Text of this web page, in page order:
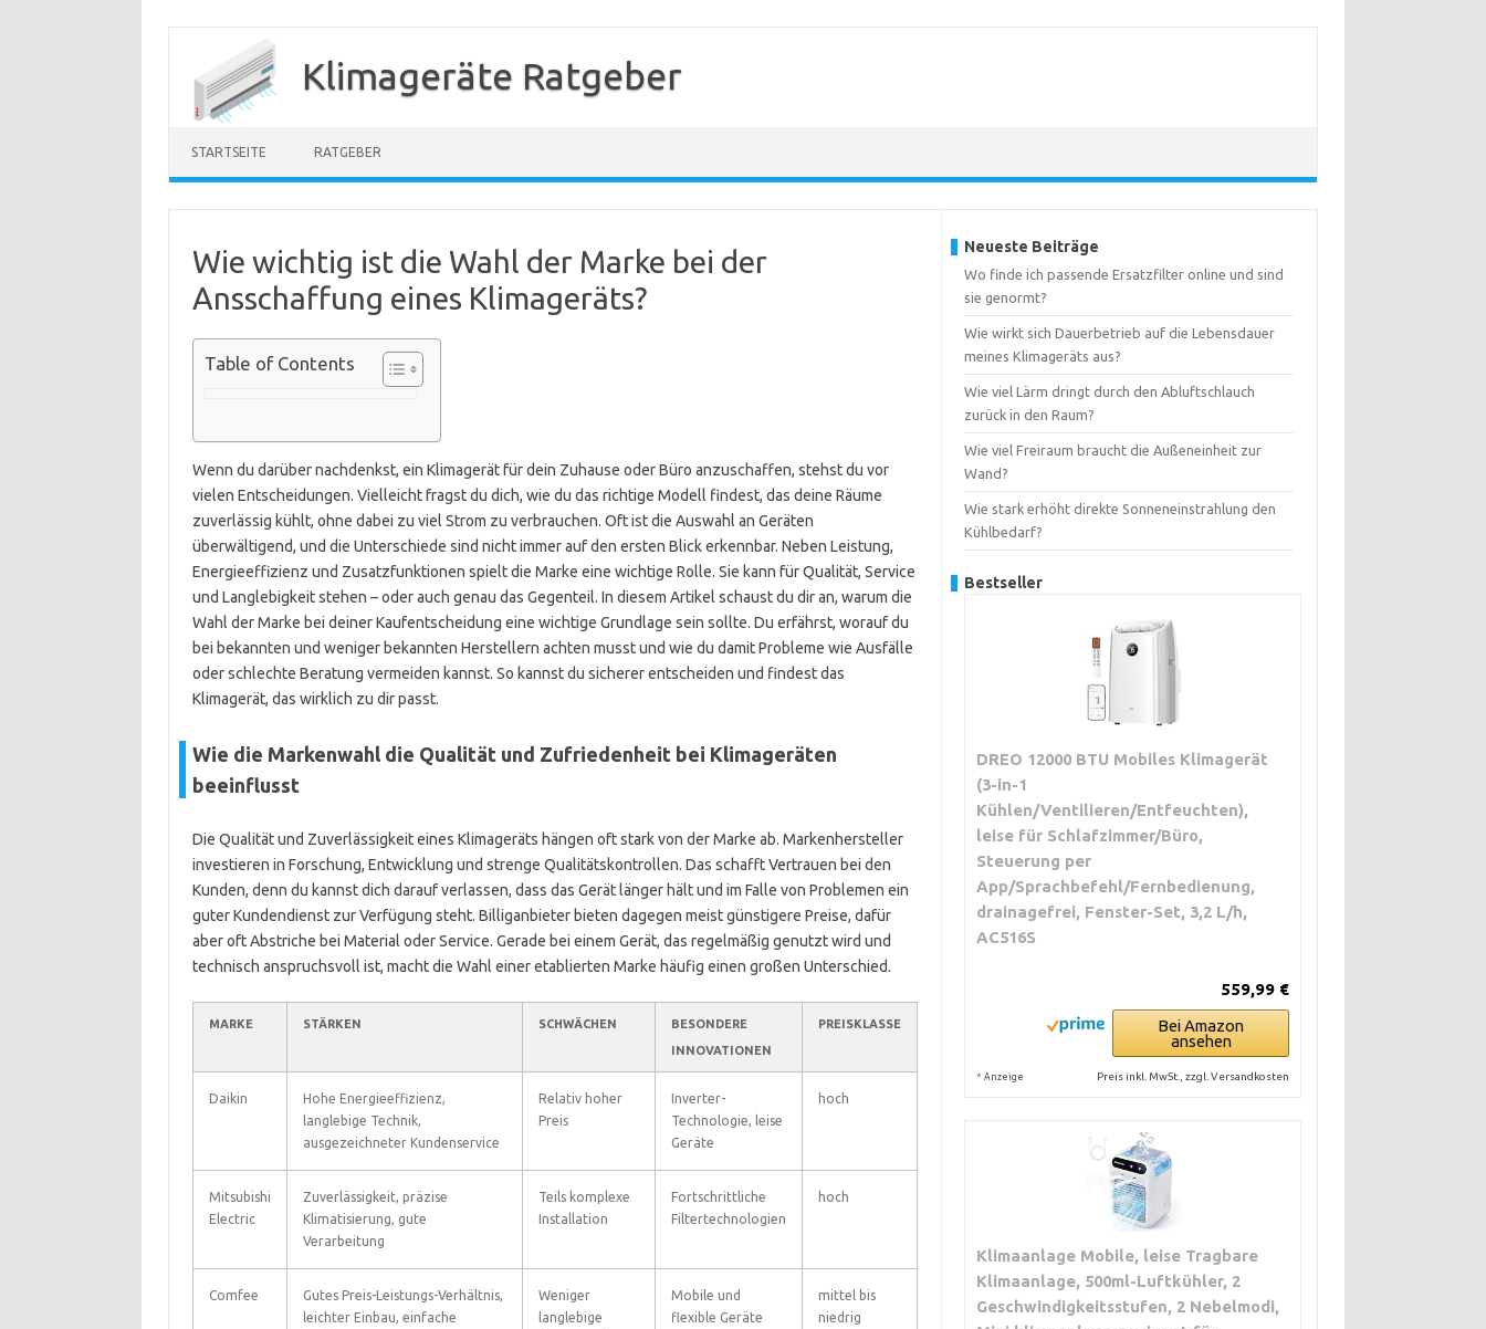
Klimageräte Ratgeber
STARTSEITE RATGEBER
Wie wichtig ist die Wahl der Marke bei der
Ansschaffung eines Klimageräts?
Table of Contents
Wenn du darüber nachdenkst, ein Klimagerät für dein Zuhause oder Büro anzuschaffen, stehst du vor
vielen Entscheidungen. Vielleicht fragst du dich, wie du das richtige Modell findest, das deine Räume
zuverlässig kühlt, ohne dabei zu viel Strom zu verbrauchen. Oft ist die Auswahl an Geräten
überwältigend, und die Unterschiede sind nicht immer auf den ersten Blick erkennbar. Neben Leistung,
Energieeffizienz und Zusatzfunktionen spielt die Marke eine wichtige Rolle. Sie kann für Qualität, Service
und Langlebigkeit stehen – oder auch genau das Gegenteil. In diesem Artikel schaust du dir an, warum die
Wahl der Marke bei deiner Kaufentscheidung eine wichtige Grundlage sein sollte. Du erfährst, worauf du
bei bekannten und weniger bekannten Herstellern achten musst und wie du damit Probleme wie Ausfälle
oder schlechte Beratung vermeiden kannst. So kannst du sicherer entscheiden und findest das
Klimagerät, das wirklich zu dir passt.
Wie die Markenwahl die Qualität und Zufriedenheit bei Klimageräten
beeinflusst
Die Qualität und Zuverlässigkeit eines Klimageräts hängen oft stark von der Marke ab. Markenhersteller
investieren in Forschung, Entwicklung und strenge Qualitätskontrollen. Das schafft Vertrauen bei den
Kunden, denn du kannst dich darauf verlassen, dass das Gerät länger hält und im Falle von Problemen ein
guter Kundendienst zur Verfügung steht. Billiganbieter bieten dagegen meist günstigere Preise, dafür
aber oft Abstriche bei Material oder Service. Gerade bei einem Gerät, das regelmäßig genutzt wird und
technisch anspruchsvoll ist, macht die Wahl einer etablierten Marke häufig einen großen Unterschied.
MARKE STÄRKEN SCHWÄCHEN
BESONDERE
INNOVATIONEN
PREISKLASSE
Daikin
Hohe Energieeffizienz,
langlebige Technik,
ausgezeichneter Kundenservice
Relativ hoher
Preis
Inverter-
Technologie, leise
Geräte
hoch
Mitsubishi
Electric
Zuverlässigkeit, präzise
Klimatisierung, gute
Verarbeitung
Teils komplexe
Installation
Fortschrittliche
Filtertechnologien
hoch
Comfee
Gutes Preis-Leistungs-Verhältnis,
leichter Einbau, einfache
Weniger
langlebige
Mobile und
flexible Geräte
mittel bis
niedrig
Neueste Beiträge
Wo finde ich passende Ersatzfilter online und sind
sie genormt?
Wie wirkt sich Dauerbetrieb auf die Lebensdauer
meines Klimageräts aus?
Wie viel Lärm dringt durch den Abluftschlauch
zurück in den Raum?
Wie viel Freiraum braucht die Außeneinheit zur
Wand?
Wie stark erhöht direkte Sonneneinstrahlung den
Kühlbedarf?
Bestseller
DREO 12000 BTU Mobiles Klimagerät
(3-in-1
Kühlen/Ventilieren/Entfeuchten),
leise für Schlafzimmer/Büro,
Steuerung per
App/Sprachbefehl/Fernbedienung,
drainagefrei, Fenster-Set, 3,2 L/h,
AC516S
559,99 €
Bei Amazon
ansehen
* Anzeige Preis inkl. MwSt., zzgl. Versandkosten
Klimaanlage Mobile, leise Tragbare
Klimaanlage, 500ml-Luftkühler, 2
Geschwindigkeitsstufen, 2 Nebelmodi,